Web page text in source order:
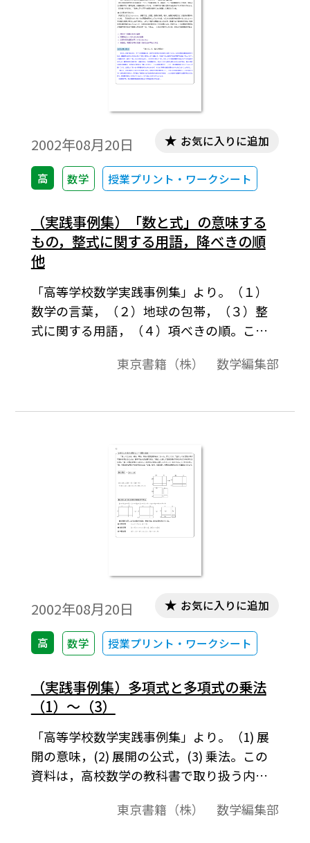
2002年08月20日
高 数学 授業プリント・ワークシート
お気に入りに追加
（実践事例集）「数と式」の意味する
もの，整式に関する用語，降べきの順
他
「高等学校数学実践事例集」より。（１）
数学の言葉，（２）地球の包帯，（３）整
式に関する用語，（４）項べきの順。この
に関して，いろいろな角度から解説をした
先生方へのコメント，中学校の復習，発展
どを集めたものです。各内容は１ページにま
とまっています。
東京書籍（株） 数学編集部
2002年08月20日
高 数学 授業プリント・ワークシート
お気に入りに追加
（実践事例集）多項式と多項式の乗法
（1）～（3）
「高等学校数学実践事例集」より。（1) 展
開の意味，(2) 展開の公式，(3) 乗法。この
資料は，高校数学の教科書で取り扱う内容
ものです。それらは，導入例や，参考になる
東京書籍（株） 数学編集部